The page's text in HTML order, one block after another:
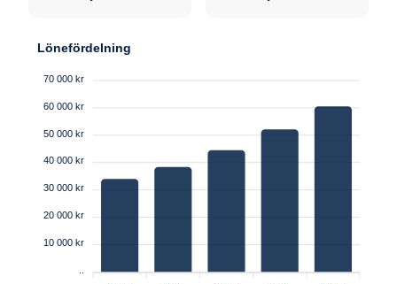
Lönefördelning
70 000 kr
60 000 kr
50 000 kr
40 000 kr
30 000 kr
20 000 kr
10 000 kr